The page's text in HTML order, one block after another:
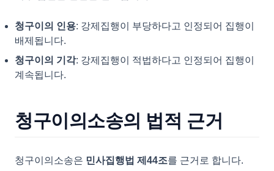
청구이의 인용: 강제집행이 부당하다고 인정되어 집행이
배제됩니다.
청구이의 기각: 강제집행이 적법하다고 인정되어 집행이
계속됩니다.
청구이의소송의 법적 근거
청구이의소송은 민사집행법 제44조를 근거로 합니다.